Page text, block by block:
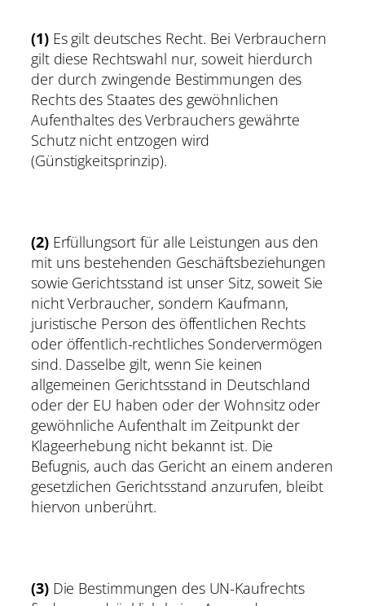
(1)Es gilt deutsches Recht. Bei Verbrauchern
gilt diese Rechtswahl nur, soweit hierdurch
der durch zwingende Bestimmungen des
Rechts des Staates des gewöhnlichen
Aufenthaltes des Verbrauchers gewährte
Schutz nicht entzogen wird
(Günstigkeitsprinzip).
(2)Erfüllungsort für alle Leistungen aus den
mit uns bestehenden Geschäftsbeziehungen
sowie Gerichtsstand ist unser Sitz, soweit Sie
nicht Verbraucher, sondern Kaufmann,
juristische Person des öffentlichen Rechts
oder öffentlich-rechtliches Sondervermögen
sind. Dasselbe gilt, wenn Sie keinen
allgemeinen Gerichtsstand in Deutschland
oder der EU haben oder der Wohnsitz oder
gewöhnliche Aufenthalt im Zeitpunkt der
Klageerhebung nicht bekannt ist. Die
Befugnis, auch das Gericht an einem anderen
gesetzlichen Gerichtsstand anzurufen, bleibt
hiervon unberührt.
(3)Die Bestimmungen des UN-Kaufrechts